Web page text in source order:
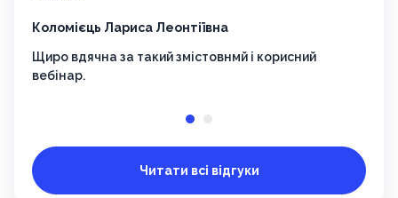
Коломієць Лариса Леонтіївна
Щиро вдячна за такий змістовнмй і корисний
вебінар.
Читати всі відгуки